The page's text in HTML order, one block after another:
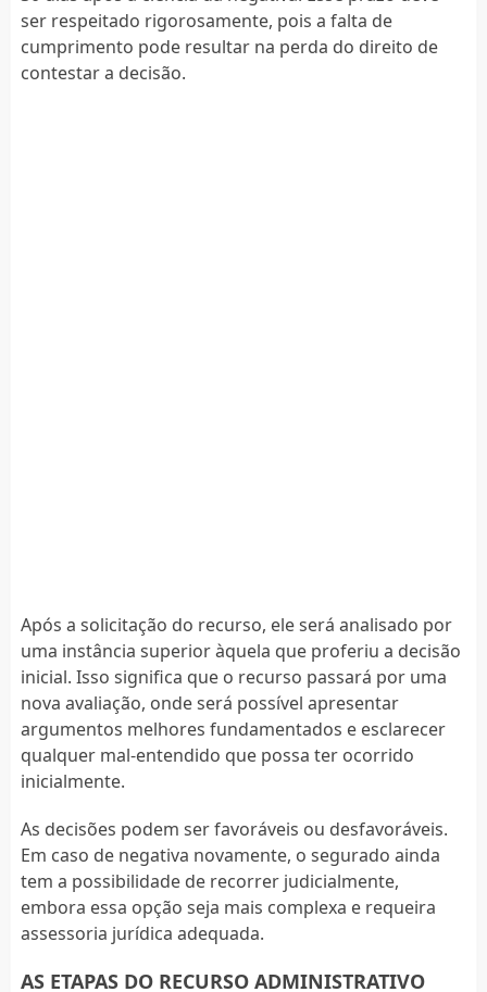
ser respeitado rigorosamente, pois a falta de
cumprimento pode resultar na perda do direito de
contestar a decisão.
Após a solicitação do recurso, ele será analisado por
uma instância superior àquela que proferiu a decisão
inicial. Isso significa que o recurso passará por uma
nova avaliação, onde será possível apresentar
argumentos melhores fundamentados e esclarecer
qualquer mal-entendido que possa ter ocorrido
inicialmente.
As decisões podem ser favoráveis ou desfavoráveis.
Em caso de negativa novamente, o segurado ainda
tem a possibilidade de recorrer judicialmente,
embora essa opção seja mais complexa e requeira
assessoria jurídica adequada.
AS ETAPAS DO RECURSO ADMINISTRATIVO